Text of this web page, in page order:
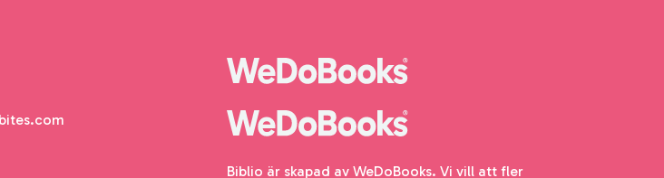
Biblio är skapad av WeDoBooks. Vi vill att fler